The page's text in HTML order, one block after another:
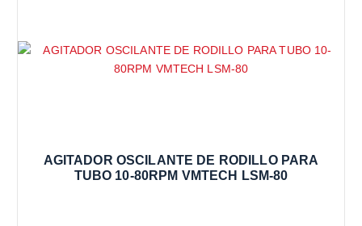
AGITADOR OSCILANTE DE RODILLO PARA
TUBO 10-80RPM VMTECH LSM-80